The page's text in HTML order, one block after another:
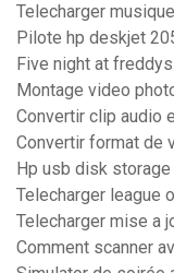
Telecharger
Pilote hp deskjet
Five night at
Montage video
Convertir clip audio
Convertir format de
Hp usb disk
Telecharger league
Telecharger mise a
Comment scanner